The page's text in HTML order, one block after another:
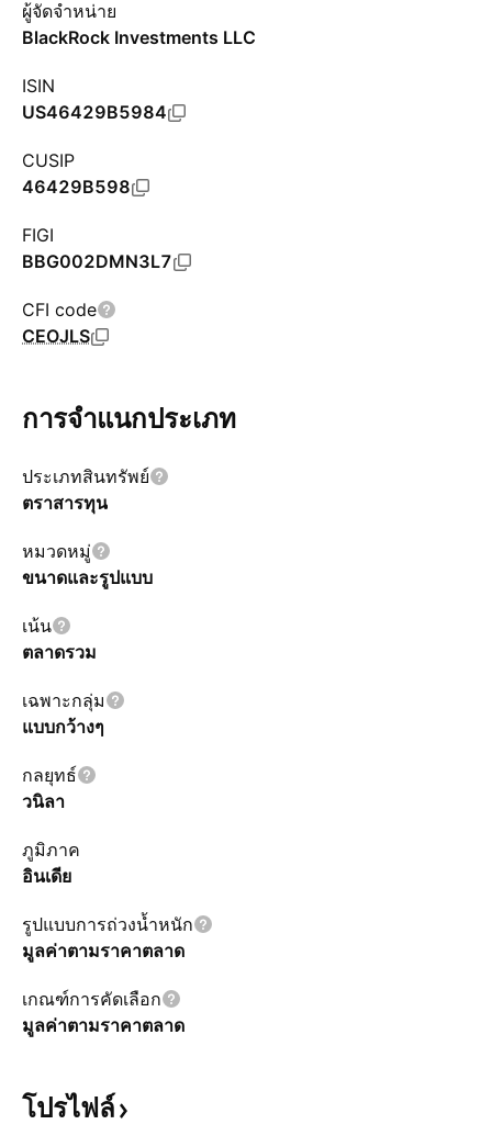
ผู้จัดจำหน่าย
BlackRock Investments LLC
ISIN
US46429B5984
CUSIP
46429B598
FIGI
BBG002DMN3L7
CFI code
CEOJLS
การจำแนกประเภท
ประเภทสินทรัพย์
ตราสารทุน
หมวดหมู่
ขนาดและรูปแบบ
เน้น
ตลาดรวม
เฉพาะกลุ่ม
แบบกว้างๆ
กลยุทธ์
วนิลา
ภูมิภาค
อินเดีย
รูปแบบการถ่วงน้ำหนัก
มูลค่าตามราคาตลาด
เกณฑ์การคัดเลือก
มูลค่าตามราคาตลาด
โปรไฟล์